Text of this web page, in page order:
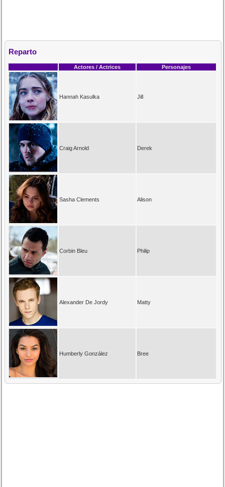
Reparto
Actores / Actrices Personajes
Hannah Kasulka Jill
Craig Arnold Derek
Sasha Clements Alison
Corbin Bleu Philip
Alexander De Jordy Matty
Humberly González Bree